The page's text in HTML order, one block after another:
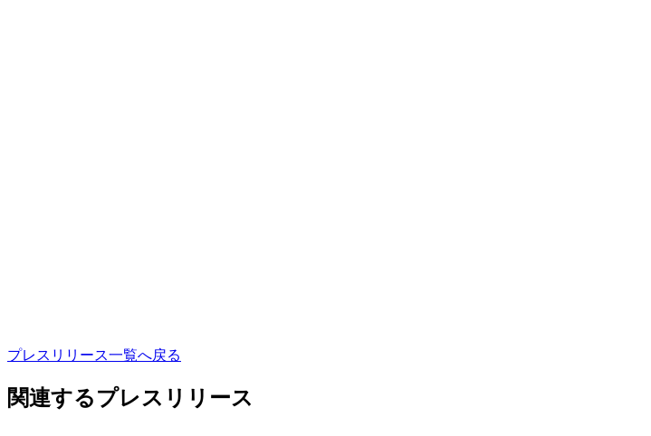
プレ ス リ リ ース一覧へ戻る
関連するプレスリリース